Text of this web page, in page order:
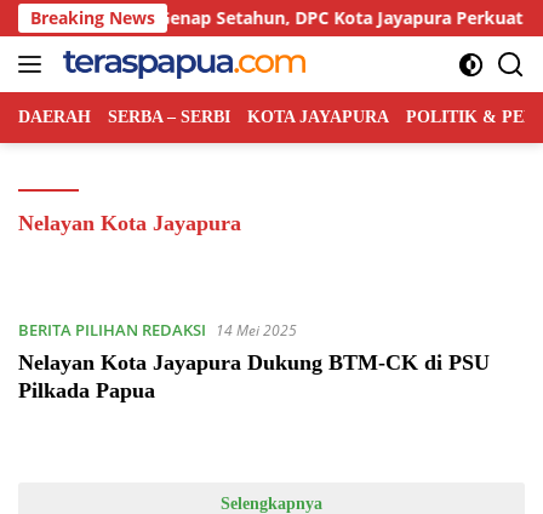
Langsung
ke
konten
Breaking News
Indonesia Genap Setahun, DPC Kota Jayapura Perkuat Basis
DAERAH SERBA – SERBI KOTA JAYAPURA POLITIK &
Nelayan Kota Jayapura
BERITA PILIHAN REDAKSI 14 Mei 2025
Nelayan Kota Jayapura Dukung BTM-CK di PSU
Pilkada Papua
Selengkapnya